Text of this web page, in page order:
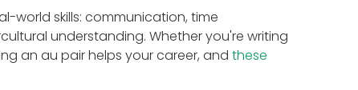
world skills: communication, time
understanding. Whether you're writing
an au pair helps your career, and these